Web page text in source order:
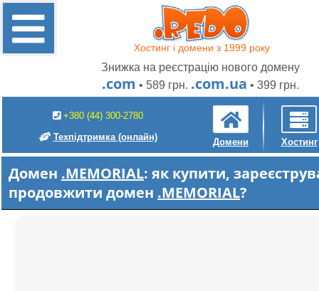
Хостинг і домени з 1999 року
Знижка на реєстрацію нового домену
.com • 589 грн. .com.ua • 399 грн.
+380 (44) 300-2780
Техпідтримка (онлайн) Домени Хостинг
Домен .MEMORIAL: як купити,
продовжити домен .MEMORIAL?